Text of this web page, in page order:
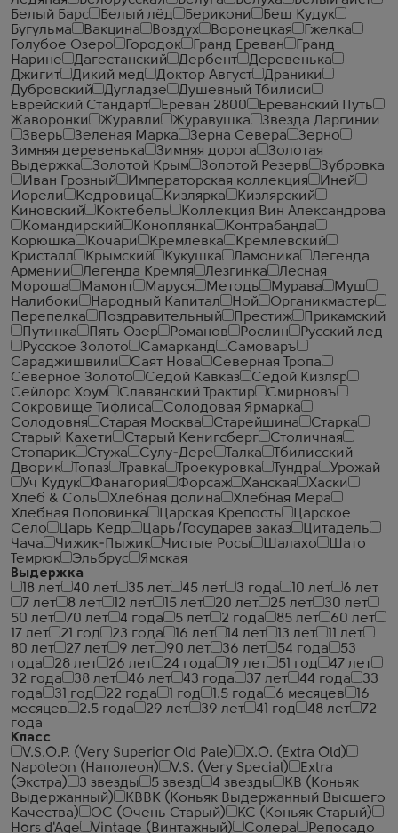
Белый Барс
Белый лёд Берикони
Беш Кудук
Бугульма
Вакцина Воздух Воронецкая
Гжелка
Голубое Озеро
Городок Гранд Ереван
Гранд
Нарине
Дагестанский Дербент
Деревенька
Джигит
Дикий мед Доктор Август
Драники
Дубровский
Дугладзе
Душевный Тбилиси
Еврейский Стандарт
Ереван 2800
Ереванский Путь
Жаворонки
Журавли Журавушка
Звезда Даргинии
Зверь
Зеленая Марка Зерна Севера
Зерно
Зимняя деревенька
Зимняя дорога
Золотая
Выдержка
Золотой Крым Золотой Резерв
Зубровка
Иван Грозный
Императорская коллекция
Иней
Иорели
Кедровица Кизлярка
Кизлярский
Киновский
Коктебель
Коллекция Вин Александрова
Командирский
Коноплянка
Контрабанда
Корюшка
Кочари Кремлевка
Кремлевский
Кристалл
Крымский Кукушка Ламоника
Легенда
Армении
Легенда Кремля Лезгинка
Лесная
Мороша
Мамонт Маруся Методъ Мурава
Муш
Налибоки
Народный Капитал Ной
Органикмастер
Перепелка
Поздравительный Престиж
Прикамский
Путинка
Пять Озер Романов Рослин
Русский лед
Русское Золото
Самарканд
Самоваръ
Сараджишвили
Саят Нова
Северная Тропа
Северное Золото
Седой Кавказ
Седой Кизляр
Сейлорс Хоум
Славянский Трактир
Смирновъ
Сокровище Тифлиса
Солодовая Ярмарка
Солодовня
Старая Москва Старейшина
Старка
Старый Кахети
Старый Кенигсберг
Столичная
Стопарик
Стужа Сулу-Дере Талка
Тбилисский
Дворик
Топаз Травка Троекуровка Тундра
Урожай
Уч Кудук
Фанагория Форсаж Ханская
Хаски
Хлеб & Соль
Хлебная долина
Хлебная Мера
Хлебная Половинка
Царская Крепость
Царское
Село
Царь Кедр Царь/Государев заказ
Цитадель
Чача
Чижик-Пыжик Чистые Росы Шалахо
Шато
Темрюк
Эльбрус
Ямская
Выдержка
18 лет
40 лет 35 лет 45 лет 3 года 10 лет
6 лет
7 лет
8 лет 12 лет 15 лет 20 лет 25 лет
30 лет
50 лет
70 лет 4 года 5 лет 2 года 85 лет
60 лет
17 лет
21 год 23 года 16 лет 14 лет 13 лет
11 лет
80 лет
27 лет 9 лет 90 лет 36 лет 54 года
53
года
28 лет 26 лет 24 года 19 лет 51 год
47 лет
32 года
38 лет 46 лет 43 года 37 лет 44 года
33
года
31 год 22 года 1 год 1.5 года 6 месяцев
16
месяцев
2.5 года 29 лет 39 лет 41 год 48 лет
72
года
Класс
V.S.O.P. (Very Superior Old Pale)
X.O. (Extra Old)
Napoleon (Наполеон)
V.S. (Very Special)
Extra
(Экстра)
3 звезды 5 звезд 4 звезды
КВ (Коньяк
Выдержанный)
КВВК (Коньяк Выдержанный Высшего
Качества)
ОС (Очень Старый)
КС (Коньяк Старый)
Hors d'Age
Vintage (Винтажный) Солера
Репосадо